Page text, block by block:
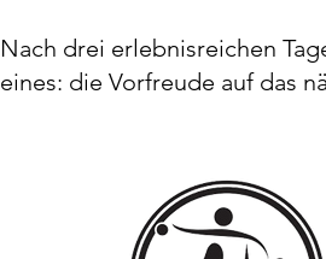
Nach drei erlebnisreichen
eines: die Vorfreude auf das